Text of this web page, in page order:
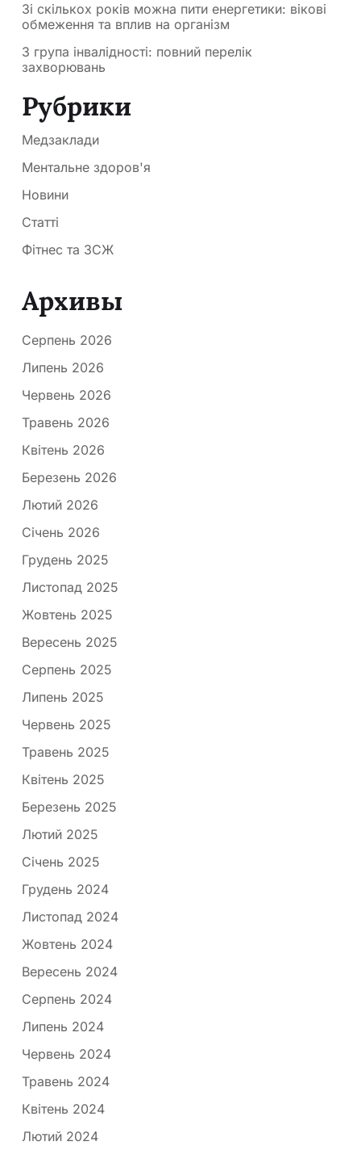
Зі скількох років можна пити енергетики: вікові
обмеження та вплив на організм
3 група інвалідності: повний перелік
захворювань
Рубрики
Медзаклади
Ментальне здоров'я
Новини
Статті
Фітнес та ЗСЖ
Архивы
Серпень 2026
Липень 2026
Червень 2026
Травень 2026
Квітень 2026
Березень 2026
Лютий 2026
Січень 2026
Грудень 2025
Листопад 2025
Жовтень 2025
Вересень 2025
Серпень 2025
Липень 2025
Червень 2025
Травень 2025
Квітень 2025
Березень 2025
Лютий 2025
Січень 2025
Грудень 2024
Листопад 2024
Жовтень 2024
Вересень 2024
Серпень 2024
Липень 2024
Червень 2024
Травень 2024
Квітень 2024
Лютий 2024